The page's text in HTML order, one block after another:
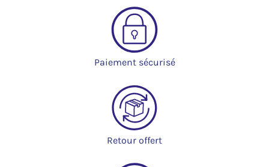
Paiement sécurisé
Retour offert